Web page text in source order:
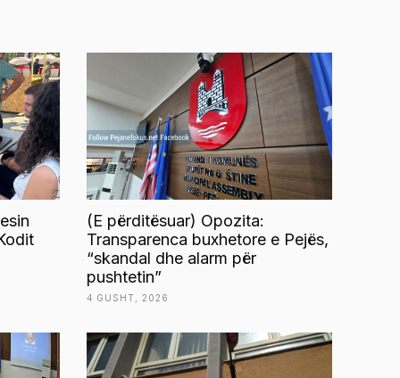
(E përditësuar) Opozita:
Transparenca buxhetore e Pejës,
“skandal dhe alarm për
pushtetin”
4 GUSHT, 2026